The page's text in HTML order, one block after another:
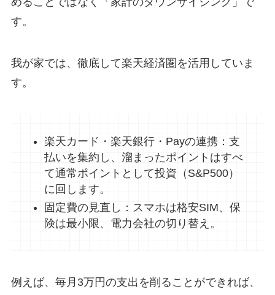
す。
我が家では、徹底して楽天経済圏を活用していま
す。
楽天カード・楽天銀行・Payの連携：支
払いを集約し、溜まったポイントはすべ
て通常ポイントとして投資（S&P500）
に回します。
固定費の見直し：スマホは格安SIM、保
険は最小限、電力会社の切り替え。
例えば、毎月3万円の支出を削ることができれば、